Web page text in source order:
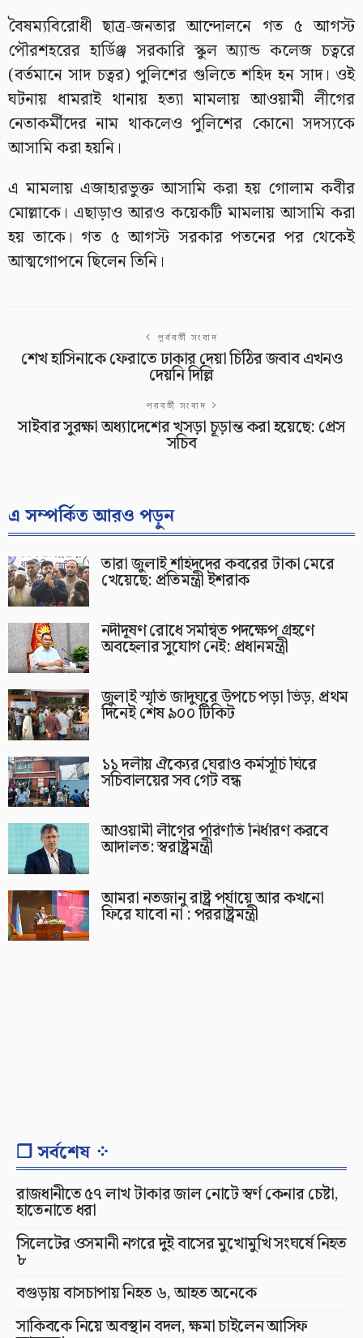
বৈষম্যবিরোধী ছাত্র-জনতার আন্দোলনে গত ৫ আগস্ট
পৌরশহরের হার্ডিঞ্জ সরকারি স্কুল অ্যান্ড কলেজ চত্বরে
(বর্তমানে সাদ চত্বর) পুলিশের গুলিতে শহিদ হন সাদ। ওই
ঘটনায় ধামরাই থানায় হত্যা মামলায় আওয়ামী লীগের
নেতাকর্মীদের নাম থাকলেও পুলিশের কোনো সদস্যকে
আসামি করা হয়নি।
এ মামলায় এজাহারভুক্ত আসামি করা হয় গোলাম কবীর
মোল্লাকে। এছাড়াও আরও কয়েকটি মামলায় আসামি করা
হয় তাকে। গত ৫ আগস্ট সরকার পতনের পর থেকেই
আত্মগোপনে ছিলেন তিনি।
পূর্ববর্তী সংবাদ
শেখ হাসিনাকে ফেরাতে ঢাকার দেয়া চিঠির জবাব এখনও
দেয়নি দিল্লি
পরবর্তী সংবাদ
সাইবার সুরক্ষা অধ্যাদেশের খসড়া চূড়ান্ত করা হয়েছে: প্রেস
সচিব
এ সম্পর্কিত আরও পড়ুন
তারা জুলাই শহিদদের কবরের টাকা মেরে
খেয়েছে: প্রতিমন্ত্রী ইশরাক
নদীদূষণ রোধে সমন্বিত পদক্ষেপ গ্রহণে
অবহেলার সুযোগ নেই: প্রধানমন্ত্রী
জুলাই স্মৃতি জাদুঘরে উপচে পড়া ভিড়, প্রথম
দিনেই শেষ ৯০০ টিকিট
১১ দলীয় ঐক্যের ঘেরাও কর্মসূচি ঘিরে
সচিবালয়ের সব গেট বন্ধ
আওয়ামী লীগের পরিণতি নির্ধারণ করবে
আদালত: স্বরাষ্ট্রমন্ত্রী
আমরা নতজানু রাষ্ট্র পর্যায়ে আর কখনো
ফিরে যাবো না : পররাষ্ট্রমন্ত্রী
❐ সর্বশেষ ⁘
রাজধানীতে ৫৭ লাখ টাকার জাল নোটে স্বর্ণ কেনার চেষ্টা,
হাতেনাতে ধরা
সিলেটের ওসমানী নগরে দুই বাসের মুখোমুখি সংঘর্ষে নিহত
৮
বগুড়ায় বাসচাপায় নিহত ৬, আহত অনেকে
সাকিবকে নিয়ে অবস্থান বদল, ক্ষমা চাইলেন আসিফ